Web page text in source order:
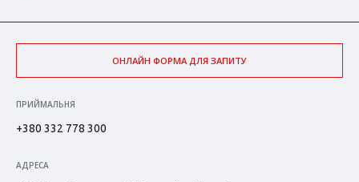
ОНЛАЙН ФОРМА ДЛЯ ЗАПИТУ
ПРИЙМАЛЬНЯ
+380 332 778 300
АДРЕСА